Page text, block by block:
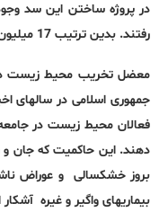
در پروژه ساختن این سد
رفتند. بدین ترتیب 17 میلیون تن نمک وارد سد شد و تمام زمین های پشت سد را به شوره زار تبدیل نمود.
معضل تخریب محیط زیست
جمهوری اسلامی در سالهای
فعالان محیط زیست در
دهند. این حاکمیت که جان و
بروز خشکسالی و عوراض
بیماریهای واگیر و غیره